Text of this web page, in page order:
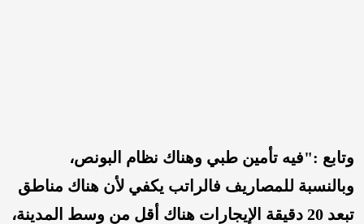
وتابع :"فيه تأمين طبي وهناك نظام البونص،
وبالنسبة للمصاريف فالراتب يكفي لأن هناك مناطق
تبعد 20 دقيقة الإيجارات هناك أقل من وسط المدينة،